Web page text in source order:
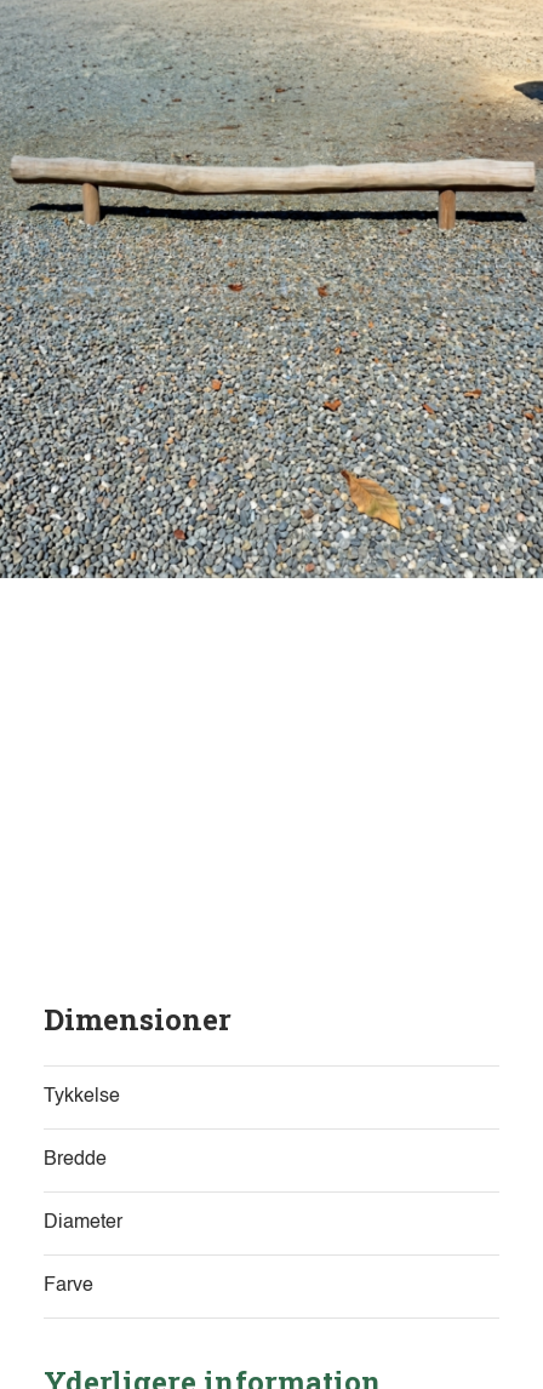
Dimensioner
Tykkelse
Bredde
Diameter
Farve